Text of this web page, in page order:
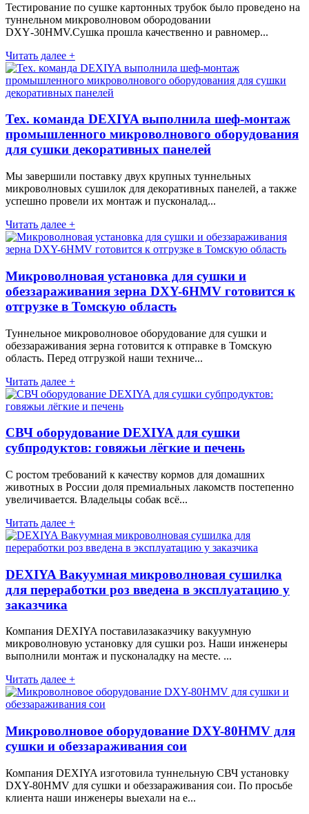
Тестирование по сушке картонных трубок было проведено на
туннельном микроволновом обородовании
DXY‑30HMV.Сушка прошла качественно и равномер...
Читать далее +
Тех. команда DEXIYA выполнила шеф-монтаж
промышленного микроволнового оборудования
для сушки декоративных панелей
Мы завершили поставку двух крупных туннельных
микроволновых сушилок для декоративных панелей, а также
успешно провели их монтаж и пусконалад...
Читать далее +
Микроволновая установка для сушки и
обеззараживания зерна DXY-6HMV готовится к
отгрузке в Томскую область
Туннельное микроволновое оборудование для сушки и
обеззараживания зерна готовится к отправке в Томскую
область. Перед отгрузкой наши техниче...
Читать далее +
СВЧ оборудование DEXIYA для сушки
субпродуктов: говяжьи лёгкие и печень
С ростом требований к качеству кормов для домашних
животных в России доля премиальных лакомств постепенно
увеличивается. Владельцы собак всё...
Читать далее +
DEXIYA Вакуумная микроволновая сушилка
для переработки роз введена в эксплуатацию у
заказчика
Компания DEXIYA поставилазаказчику вакуумную
микроволновую установку для сушки роз. Наши инженеры
выполнили монтаж и пусконаладку на месте. ...
Читать далее +
Микроволновое оборудование DXY-80HMV для
сушки и обеззараживания сои
Компания DEXIYA изготовила туннельную СВЧ установку
DXY-80HMV для сушки и обеззараживания сои. По просьбе
клиента наши инженеры выехали на е...